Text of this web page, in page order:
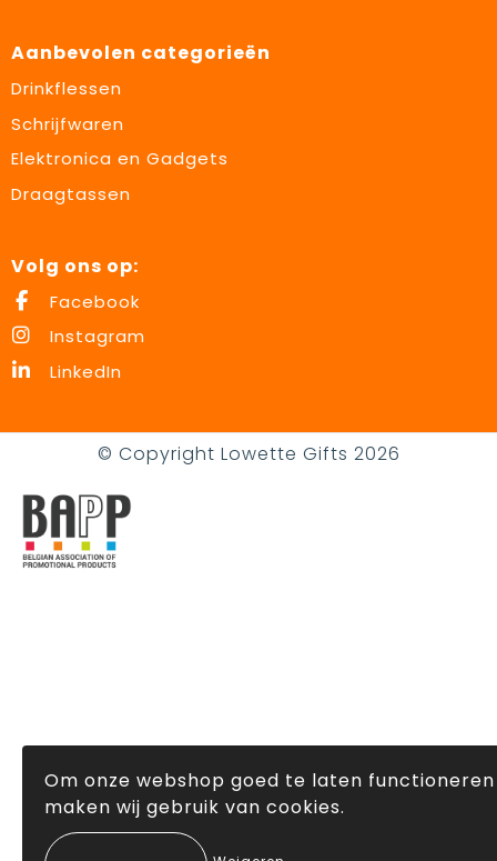
Aanbevolen categorieën
Drinkflessen
Schrijfwaren
Elektronica en Gadgets
Draagtassen
Volg ons op:
Facebook
Instagram
LinkedIn
© Copyright Lowette Gifts 2026
Om onze webshop goed te laten functioneren
maken wij gebruik van cookies.